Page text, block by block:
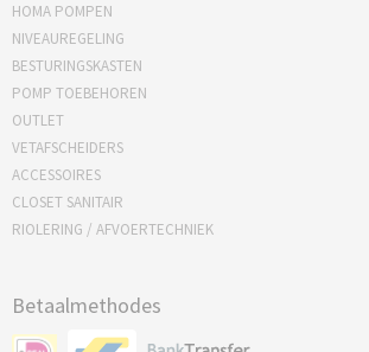
HOMA POMPEN
NIVEAUREGELING
BESTURINGSKASTEN
POMP TOEBEHOREN
OUTLET
VETAFSCHEIDERS
ACCESSOIRES
CLOSET SANITAIR
RIOLERING / AFVOERTECHNIEK
Betaalmethodes